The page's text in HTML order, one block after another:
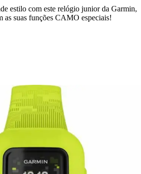
estilo com este relógio junior da Garmin,
as suas funções CAMO especiais!